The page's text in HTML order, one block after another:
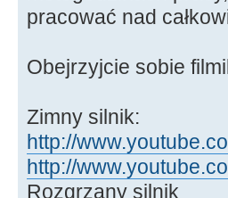
pracować nad
Obejrzyjcie sobie
Zimny silnik:
http://
http://
Rozgrzany silnik